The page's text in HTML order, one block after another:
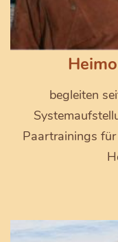
begleiten
Paartrainings